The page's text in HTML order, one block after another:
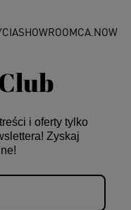
i oferty tylko
Zyskaj
SHOWROOMCA.NOW